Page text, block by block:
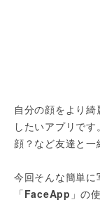
自分の顔をより
したいアプリで
顔？など友達と一
今回そんな簡単に
「FaceApp 」の